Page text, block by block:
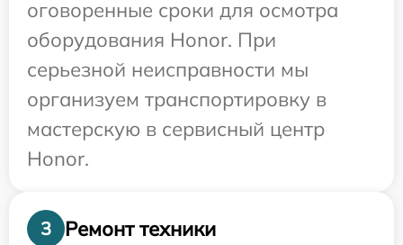
оговоренные сроки для осмотра
оборудования Honor. При
серьезной неисправности мы
организуем транспортировку в
мастерскую в сервисный центр
Honor.
3
Ремонт техники